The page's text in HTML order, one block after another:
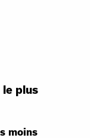
le plus
moins